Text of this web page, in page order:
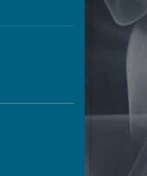
0/32